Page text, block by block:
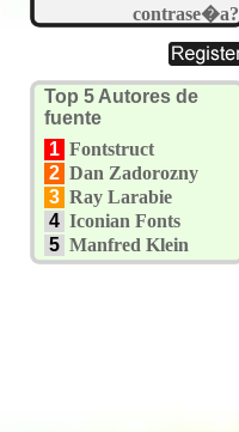
contrase�a?
Top 5 Autores de
fuente
1 Fontstruct
2 Dan Zadorozny
3 Ray Larabie
4 Iconian Fonts
5 Manfred Klein